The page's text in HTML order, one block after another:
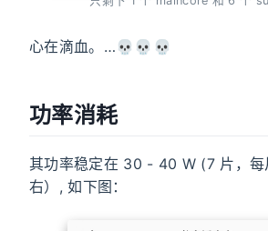
心在滴血。…💀💀💀
功率消耗
其功率稳定在 30 - 40 W (7 片，每
右）, 如下图：